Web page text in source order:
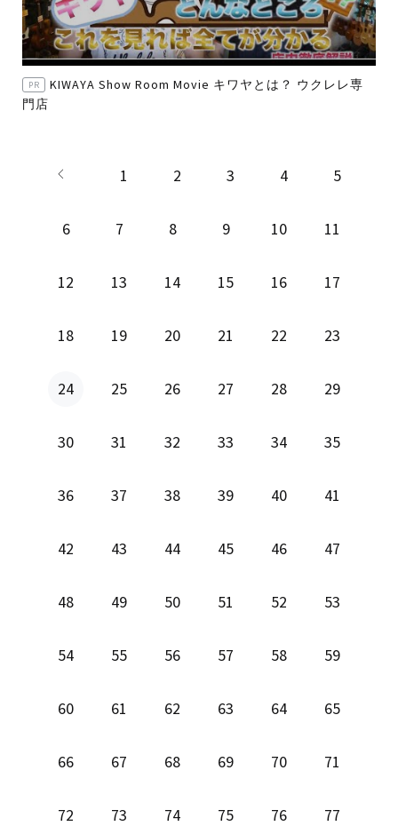
PR
KIWAYA Show Room Movie キワヤとは？ ウクレレ専
門店
1 2 3 4 5
6 7 8 9 10 11
12 13 14 15 16 17
18 19 20 21 22 23
24 25 26 27 28 29
30 31 32 33 34 35
36 37 38 39 40 41
42 43 44 45 46 47
48 49 50 51 52 53
54 55 56 57 58 59
60 61 62 63 64 65
66 67 68 69 70 71
72 73 74 75 76 77